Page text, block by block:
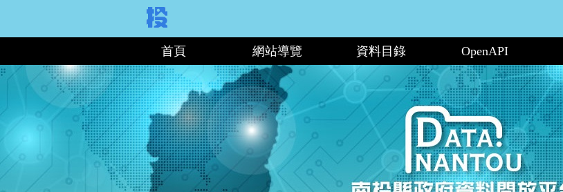
首頁 網站導覽 資料目錄 OpenAPI